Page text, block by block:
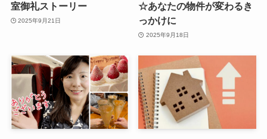
室御礼ストーリー
2025年9月21日
☆あなたの物件が変わるき
っかけに
2025年9月18日